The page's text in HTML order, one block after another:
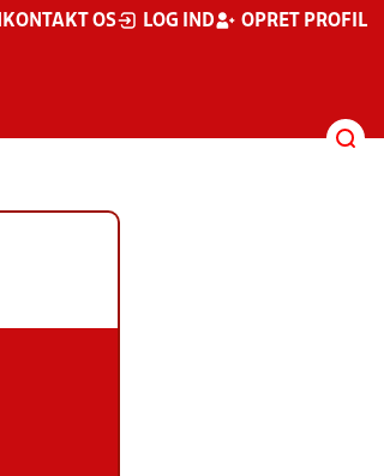
KONTAKT OS LOG IND OPRET PROFIL